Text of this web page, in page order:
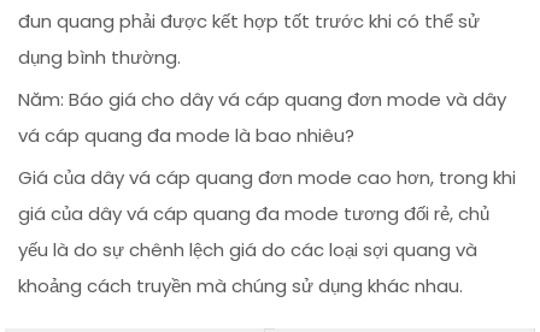
đun quang phải được kết hợp tốt trước khi có thể sử
dụng bình thường.
Năm: Báo giá cho dây vá cáp quang đơn mode và dây
vá cáp quang đa mode là bao nhiêu?
Giá của dây vá cáp quang đơn mode cao hơn, trong khi
giá của dây vá cáp quang đa mode tương đối rẻ, chủ
yếu là do sự chênh lệch giá do các loại sợi quang và
khoảng cách truyền mà chúng sử dụng khác nhau.